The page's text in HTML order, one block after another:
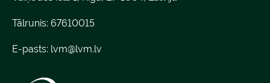
Tālrunis: 67610015
E-pasts: lvm@lvm.lv